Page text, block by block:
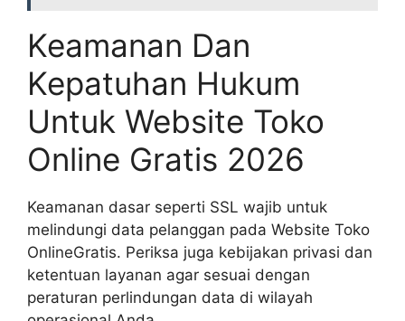
Keamanan Dan
Kepatuhan Hukum
Untuk Website Toko
Online Gratis 2026
Keamanan dasar seperti SSL wajib untuk
melindungi data pelanggan pada Website Toko
OnlineGratis. Periksa juga kebijakan privasi dan
ketentuan layanan agar sesuai dengan
peraturan perlindungan data di wilayah